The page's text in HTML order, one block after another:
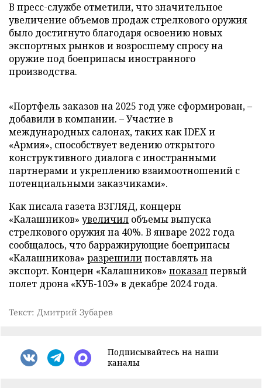
В пресс-службе отметили, что значительное
увеличение объемов продаж стрелкового оружия
было достигнуто благодаря освоению новых
экспортных рынков и возросшему спросу на
оружие под боеприпасы иностранного
производства.
«Портфель заказов на 2025 год уже сформирован, –
добавили в компании. – Участие в
международных салонах, таких как IDEX и
«Армия», способствует ведению открытого
конструктивного диалога с иностранными
партнерами и укреплению взаимоотношений с
потенциальными заказчиками».
Как писала газета ВЗГЛЯД, концерн
«Калашников» увеличил объемы выпуска
стрелкового оружия на 40%. В январе 2022 года
сообщалось, что барражирующие боеприпасы
«Калашникова» разрешилипоставлять на
экспорт. Концерн «Калашников» показалпервый
полет дрона «КУБ-10Э» в декабре 2024 года.
Текст: Дмитрий Зубарев
Подписывайтесь на наши
каналы